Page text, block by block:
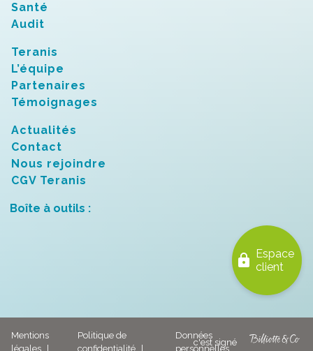
Santé
Audit
Teranis
L’équipe
Partenaires
Témoignages
Actualités
Contact
Nous rejoindre
CGV Teranis
Boîte à outils :
lock
Espace
client
Mentions
légales
Politique de
confidentialité
Données
personnelles